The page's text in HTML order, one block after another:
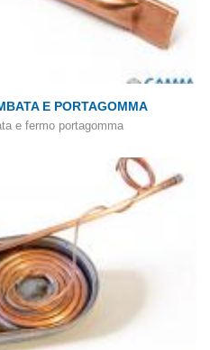
E PORTAGOMMA
e fermo portagomma